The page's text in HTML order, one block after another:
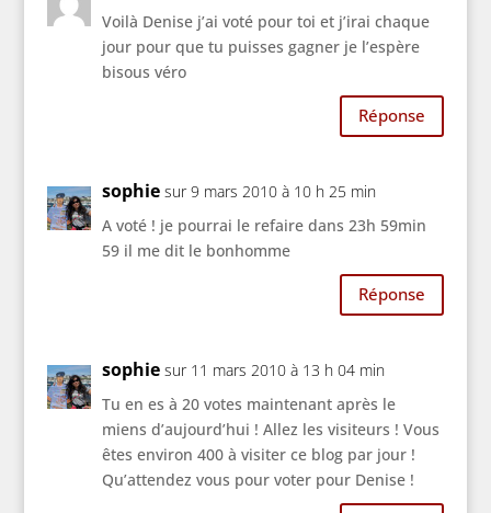
Voilà Denise j’ai voté pour toi et j’irai chaque
jour pour que tu puisses gagner je l’espère
bisous véro
Réponse
sophie sur 9 mars 2010 à 10 h 25 min
A voté ! je pourrai le refaire dans 23h 59min
59 il me dit le bonhomme
Réponse
sophie sur 11 mars 2010 à 13 h 04 min
Tu en es à 20 votes maintenant après le
miens d’aujourd’hui ! Allez les visiteurs ! Vous
êtes environ 400 à visiter ce blog par jour !
Qu’attendez vous pour voter pour Denise !